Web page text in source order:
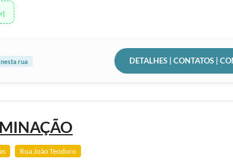
nesta rua DETALHES | CONTATOS |
Rua João Teodoro